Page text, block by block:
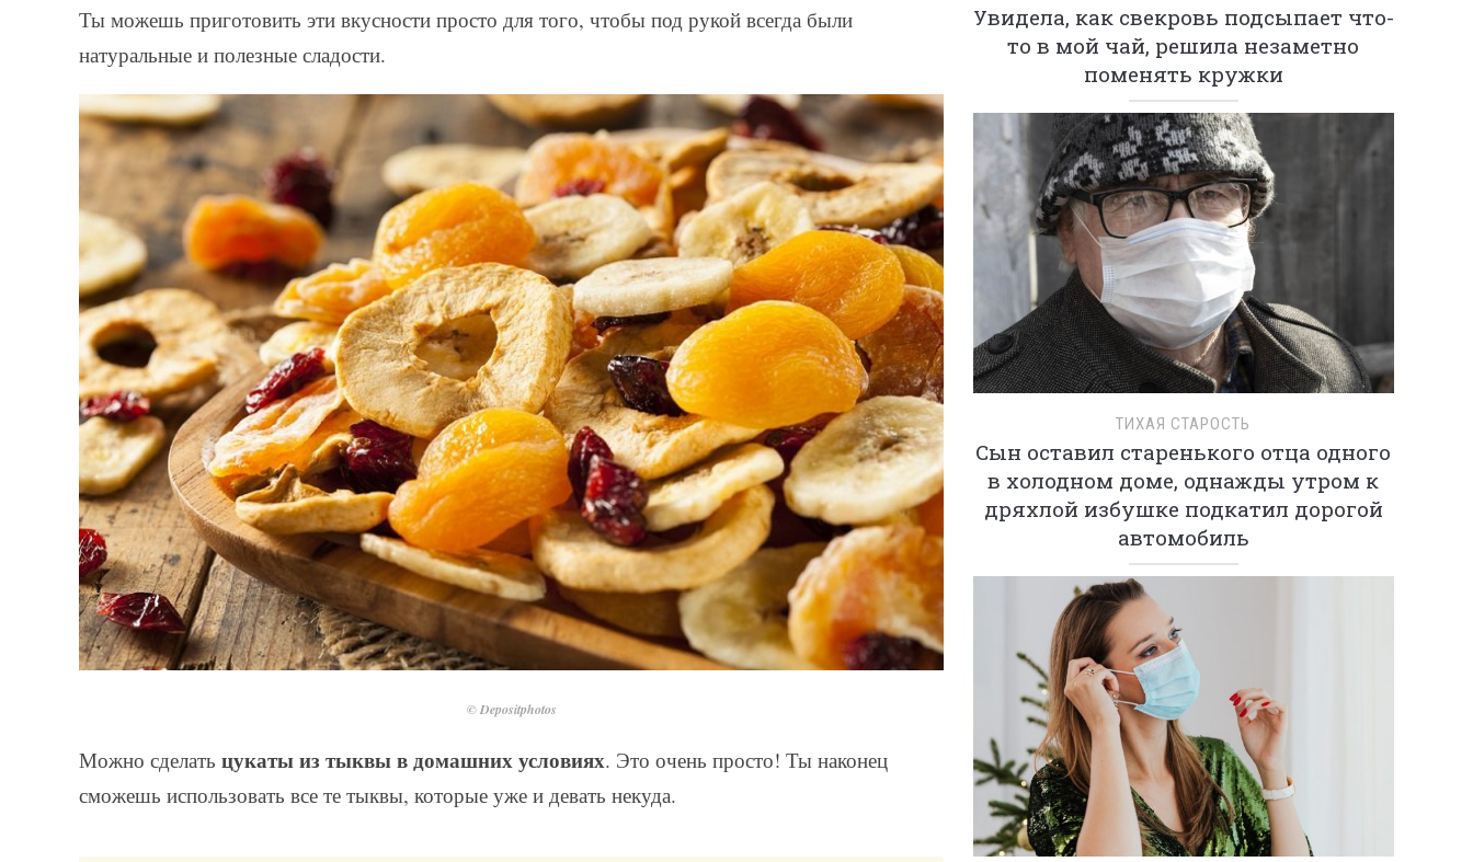
Ты можешь приготовить эти вкусности просто для того, чтобы под рукой всегда были
натуральные и полезные сладости.
© Depositphotos
Можно сделать цукаты из тыквы в домашних условиях. Это очень просто! Ты наконец
сможешь использовать все те тыквы, которые уже и девать некуда.
Увидела, как свекровь подсыпает что-
то в мой чай, решила незаметно
поменять кружки
ТИХАЯ СТАРОСТЬ
Сын оставил старенького отца одного
в холодном доме, однажды утром к
дряхлой избушке подкатил дорогой
автомобиль